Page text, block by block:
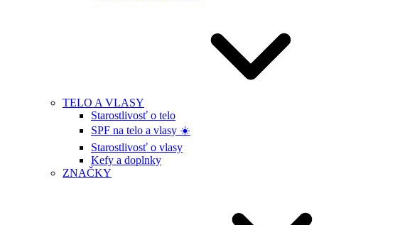
TELO A VLASY
Starostlivosť o telo
SPF na telo a vlasy ☀️
Starostlivosť o vlasy
Kefy a doplnky
ZNAČKY